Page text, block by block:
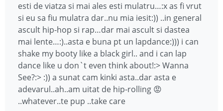
esti de viatza si mai ales esti mulatru…:x as fi vrut
si eu sa fiu mulatra dar..nu mia iesit:)) ..in general
ascult hip-hop si rap…dar mai ascult si dastea
mai lente…:)..asta e buna pt un lapdance:))) i can
shake my booty like a black girl.. and i can lap
dance like u don`t even think about!:> Wanna
See?:> :)) a sunat cam kinki asta..dar asta e
adevarul..ah..am uitat de hip-rolling 😡
..whatever..te pup ..take care